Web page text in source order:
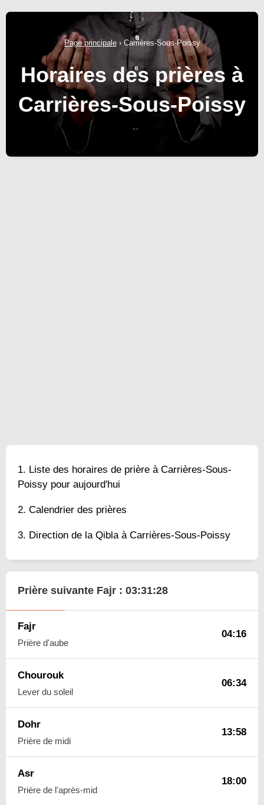
Page principale› Carrières-Sous-Poissy
Horaires des prières à
Carrières-Sous-Poissy
Liste des horaires de prière à Carrières-Sous-
Poissy pour aujourd'hui
Calendrier des prières
Direction de la Qibla à Carrières-Sous-Poissy
Prière suivante Fajr : 03:31:27
Fajr
Prière d'aube
04:16
Chourouk
Lever du soleil
06:34
Dohr
Prière de midi
13:58
Asr
Prière de l'après-mid
18:00